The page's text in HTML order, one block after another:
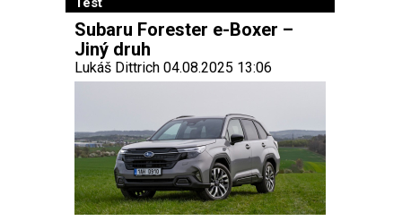
Subaru Forester e-Boxer –
Jiný druh
Lukáš Dittrich 04.08.2025 13:06